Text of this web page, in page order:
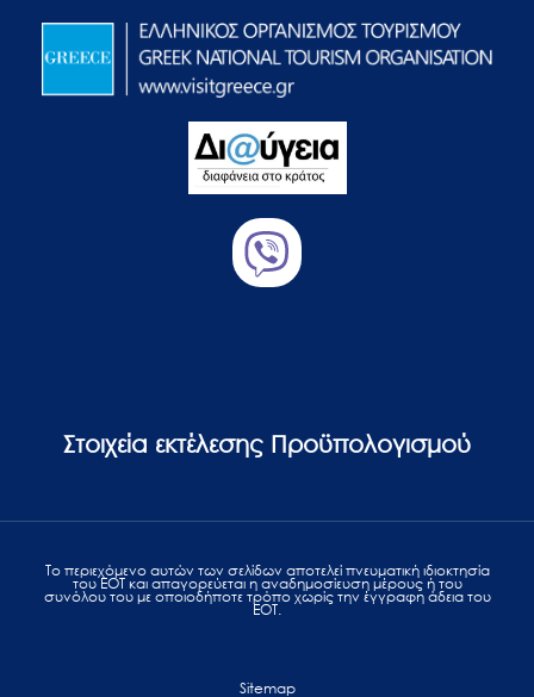
Στοιχεία εκτέλεσης Προϋπολογισμού
Το περιεχόμενο αυτών των σελίδων αποτελεί πvευματική ιδιοκτησία
του ΕΟΤ και απαγορεύεται η αναδημοσίευση μέρους ή του
συνόλου του με οποιοδήποτε τρόπο χωρίς την έγγραφη άδεια του
ΕΟΤ.
Sitemap